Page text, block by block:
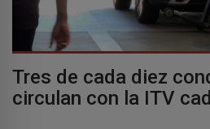
Tres de cada diez
circulan con la ITV